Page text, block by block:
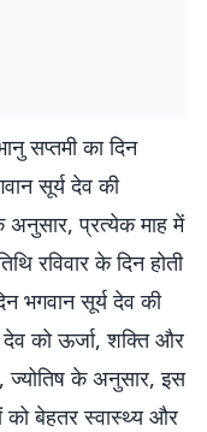
सप्तमी का दिन
सूर्य देव की
अनुसार, प्रत्येक माह में
रविवार के दिन होती
भगवान सूर्य देव की
देव को ऊर्जा, शक्ति और
ज्योतिष के अनुसार, इस
बेहतर स्वास्थ्य और